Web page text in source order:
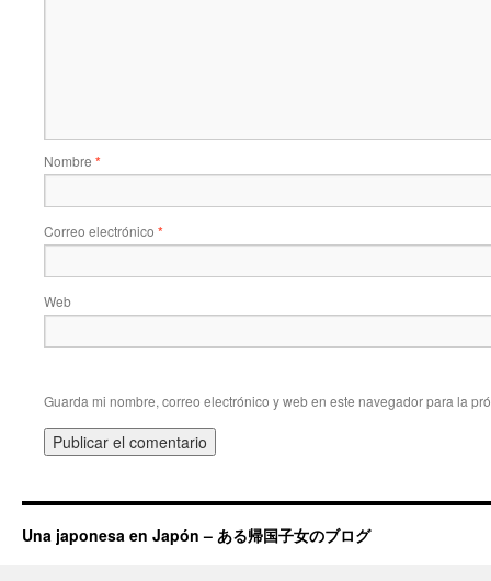
Nombre *
Correo electrónico *
Web
Guarda mi nombre, correo electrónico y web en este navegador para la
Una japonesa en Japón – ある帰国子女のブログ